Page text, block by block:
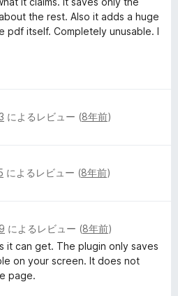
the rest. Also it adds a huge
pdf itself. Completely unusable. I
によるレビュー (8年前)
によるレビュー (8年前)
によるレビュー (8年前)
it can get. The plugin only saves
on your screen. It does not
page.